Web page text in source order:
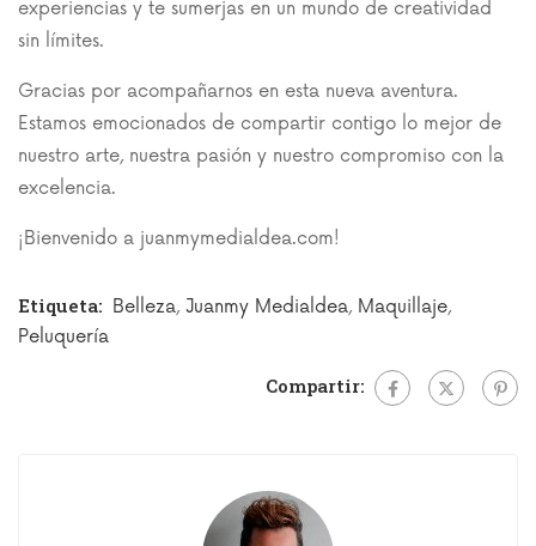
experiencias y te sumerjas en un mundo de creatividad
sin límites.
Gracias por acompañarnos en esta nueva aventura.
Estamos emocionados de compartir contigo lo mejor de
nuestro arte, nuestra pasión y nuestro compromiso con la
excelencia.
¡Bienvenido a juanmymedialdea.com!
Etiqueta: Belleza, Juanmy Medialdea, Maquillaje,
Peluquería
Compartir: